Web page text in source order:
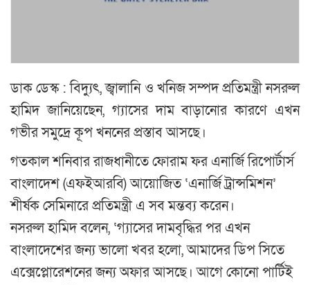
ডাক ডেস্ক : বিদ্যুৎ, জ্বালানি ও খনিজ সম্পদ প্রতিমন্ত্রী নসরুল
হামিদ জানিয়েছেন, গ্যাসের দাম বাড়ানোর কারণে এখন
গভীর সমুদ্রে কূপ খননের প্রস্তাব আসছে।
গতকাল শনিবার রাজধানীতে ফোরাম ফর এনার্জি রিপোর্টার্স
বাংলাদেশ (এফইআরবি) আয়োজিত ‘এনার্জি ট্রান্সমিশন’
শীর্ষক সেমিনারে প্রতিমন্ত্রী এ সব মন্তব্য করেন।
নসরুল হামিদ বলেন, ‘গ্যাসের দামবৃদ্ধির পর এখন
বাংলাদেশের জন্য ভালো খবর হলো, আমাদের ডিপ সিতে
এক্সেপ্লোরেশনের জন্য অফার আসছে। আগে কোনো পার্টিই